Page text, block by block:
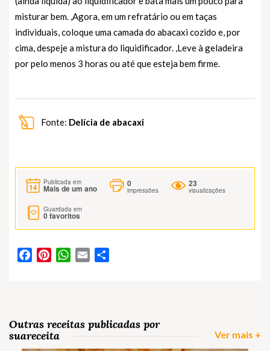
misturar bem. ,Agora, em um refratário ou em taças
individuais, coloque uma camada do abacaxi cozido e, por
cima, despeje a mistura do liquidificador. ,Leve à geladeira
por pelo menos 3 horas ou até que esteja bem firme.
Fonte: Delícia de abacaxi
Publicada em
Mais de um ano
0
impressões
23
visualizações
Guardada em
0favoritos
FacebookPinterestWhatsApp
Email
Outras receitas publicadas por
suareceita
Ver mais +